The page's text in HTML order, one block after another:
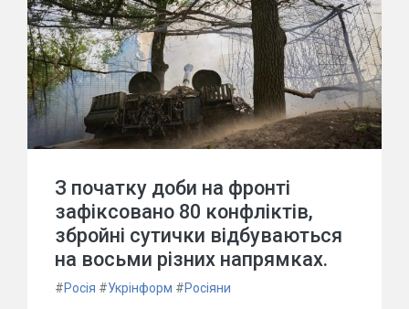
З початку доби на фронті
зафіксовано 80 конфліктів,
збройні сутички відбуваються
на восьми різних напрямках.
#Росія #Укрінформ #Росіяни